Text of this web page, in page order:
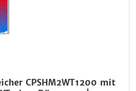
CPSHM2WT1200 mit